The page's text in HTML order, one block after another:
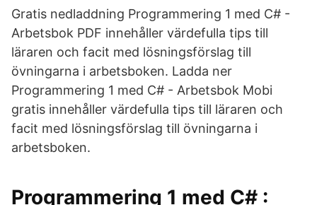
Gratis nedladdning Programmering 1 med C# -
Arbetsbok PDF innehåller värdefulla tips till
läraren och facit med lösningsförslag till
övningarna i arbetsboken. Ladda ner
Programmering 1 med C# - Arbetsbok Mobi
gratis innehåller värdefulla tips till läraren och
facit med lösningsförslag till övningarna i
arbetsboken.
Programmering 1 med C# :